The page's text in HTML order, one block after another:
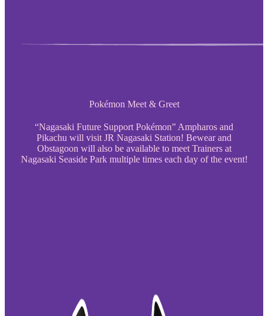
Pokémon Meet & Greet
“Nagasaki Future Support Pokémon” Ampharos and
Pikachu will visit JR Nagasaki Station! Bewear and
Obstagoon will also be available to meet Trainers at
Nagasaki Seaside Park multiple times each day of the event!